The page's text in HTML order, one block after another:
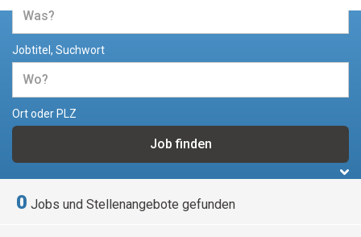
Jobtitel, Suchwort
Ort oder PLZ
0 Jobs und Stellenangebote gefunden